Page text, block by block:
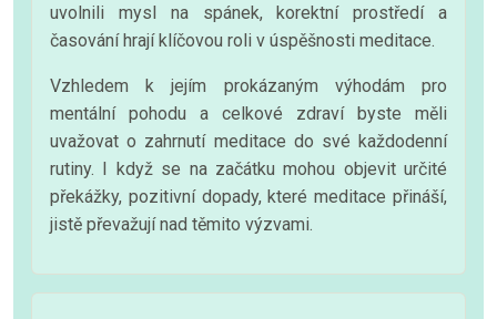
uvolnili mysl na spánek, korektní prostředí a
časování hrají klíčovou roli v úspěšnosti meditace.
Vzhledem k jejím prokázaným výhodám pro
mentální pohodu a celkové zdraví byste měli
uvažovat o zahrnutí meditace do své každodenní
rutiny. I když se na začátku mohou objevit určité
překážky, pozitivní dopady, které meditace přináší,
jistě převažují nad těmito výzvami.